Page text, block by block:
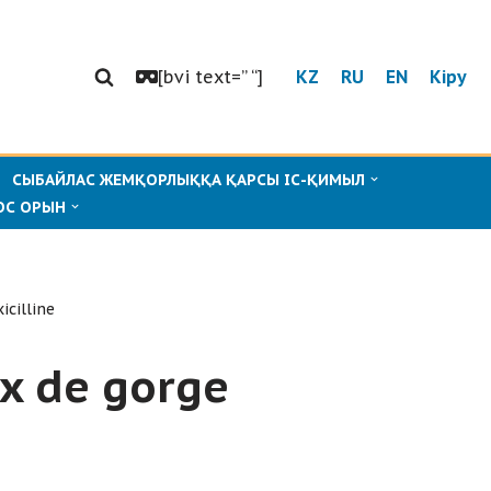
[bvi text=” “] KZ RU EN Кіру
СЫБАЙЛАС ЖЕМҚОРЛЫҚҚА ҚАРСЫ ІС-ҚИМЫЛ
ОРЫН
de gorge